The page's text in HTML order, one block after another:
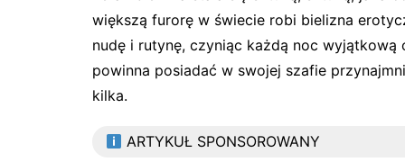
większą furorę w świecie robi bielizna
nudę i rutynę, czyniąc każdą noc wyjątkową
powinna posiadać w swojej szafie
kilka.
ARTYKUŁ SPONSOROWANY